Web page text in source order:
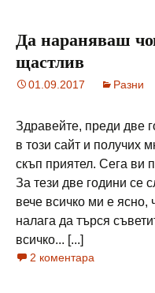
Да нараняваш
щастлив
01.09.2017 Разни
Здравейте, преди две
в този сайт и получих
скъп приятел. Сега ви
За тези две години се
вече всичко ми е
налага да търся
всичко... [...]
2 коментара